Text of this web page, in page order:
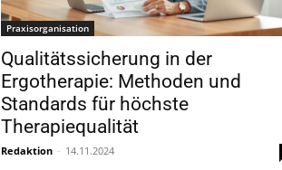
Praxisorganisation
Qualitätssicherung in der
Ergotherapie: Methoden und
Standards für höchste
Therapiequalität
Redaktion - 14.11.2024